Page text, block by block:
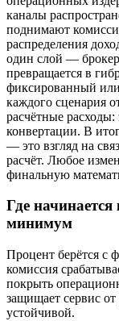
каналы
поднимают
распределения
один слой —
превращается в
фиксированный
каждого сценария
расчётные
конвертации. В
— это взгляд на
расчёт. Любое
финальную
Где
минимум
Процент берётся с
комиссия
покрыть
защищает сервис
устойчивой.